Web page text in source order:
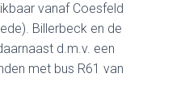
vanaf Coesfeld
Billerbeck en de
d.m.v. een
met bus R61 van